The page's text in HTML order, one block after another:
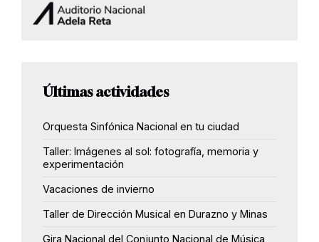
Últimas actividades
Orquesta Sinfónica Nacional en tu ciudad
Taller: Imágenes al sol: fotografía, memoria y
experimentación
Vacaciones de invierno
Taller de Dirección Musical en Durazno y Minas
Gira Nacional del Conjunto Nacional de Música